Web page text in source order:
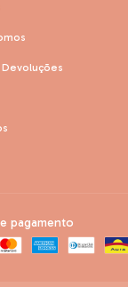
Devoluções
pagamento